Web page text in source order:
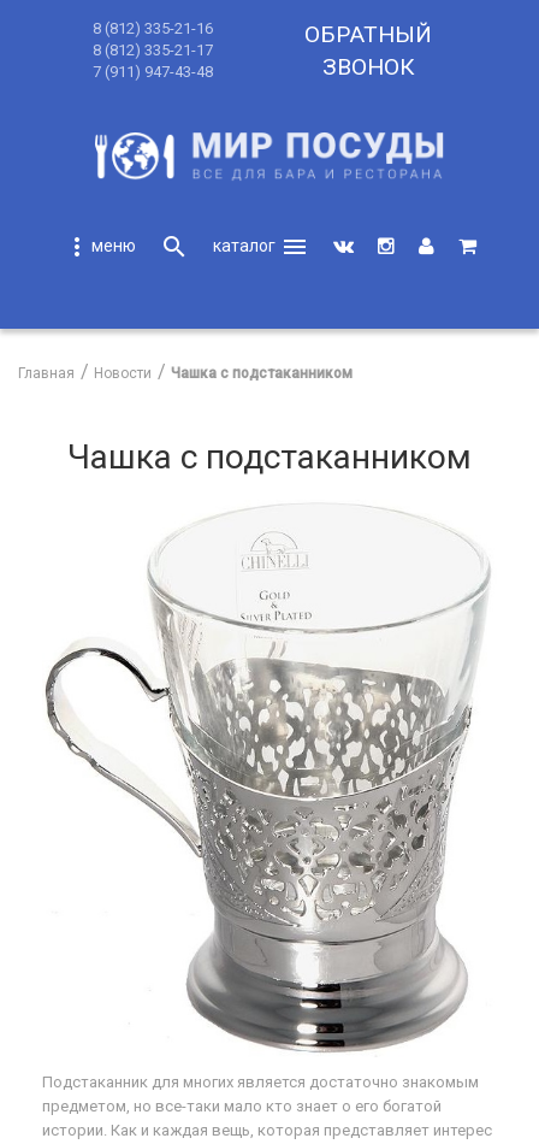
8 (812) 335-21-16
8 (812) 335-21-17
7 (911) 947-43-48
ОБРАТНЫЙ
ЗВОНОК
more_vert search
menu
Главная Новости Чашка с подстаканником
Чашка с подстаканником
Подстаканник для многих является достаточно знакомым
предметом, но все-таки мало кто знает о его богатой
истории. Как и каждая вещь, которая представляет интерес